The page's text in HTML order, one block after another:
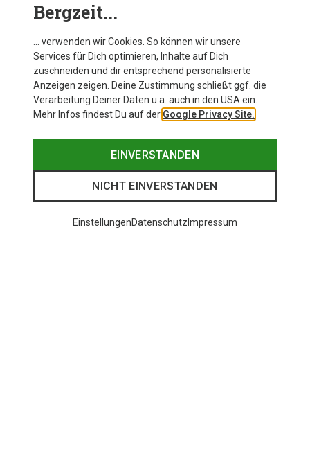
Bergzeit...
… verwenden wir Cookies. So können wir unsere
Services für Dich optimieren, Inhalte auf Dich
zuschneiden und dir entsprechend personalisierte
Anzeigen zeigen. Deine Zustimmung schließt ggf. die
Verarbeitung Deiner Daten u.a. auch in den USA ein.
Mehr Infos findest Du auf der Google Privacy Site.
EINVERSTANDEN
NICHT EINVERSTANDEN
EinstellungenDatenschutz Impressum